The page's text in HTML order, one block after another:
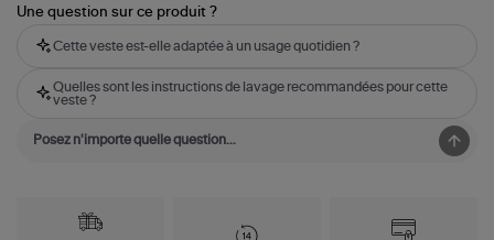
Une question sur ce produit ?
Cette veste est-elle adaptée à un usage quotidien ?
Quelles sont les instructions de lavage recommandées pour cette
veste ?